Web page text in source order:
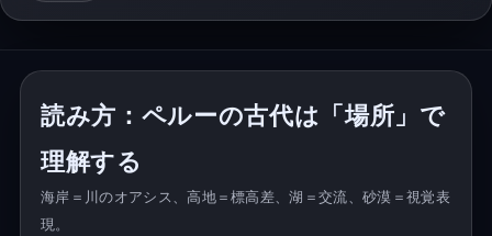
読み方：ペルーの古代は「場所」で
理解する
海岸＝川のオアシス、高地＝標高差、湖＝交流、砂漠＝視覚表
現。